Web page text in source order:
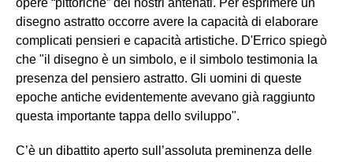
opere “pittoriche” dei nostri antenati. Per esprimere un
disegno astratto occorre avere la capacità di elaborare
complicati pensieri e capacità artistiche. D'Errico spiegò
che "il disegno è un simbolo, e il simbolo testimonia la
presenza del pensiero astratto. Gli uomini di queste
epoche antiche evidentemente avevano già raggiunto
questa importante tappa dello sviluppo".
C’è un dibattito aperto sull’assoluta preminenza delle